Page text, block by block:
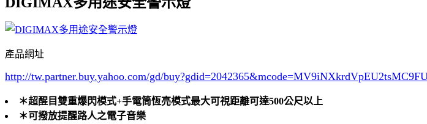
產品網址
http://tw.partner.buy.yahoo.com/gd/buy?gdid=2042365
＊超醒目雙重爆閃模式+手電筒恆亮模式最大可視距離可達500公尺以上
＊可撥放提醒路人之電子音樂